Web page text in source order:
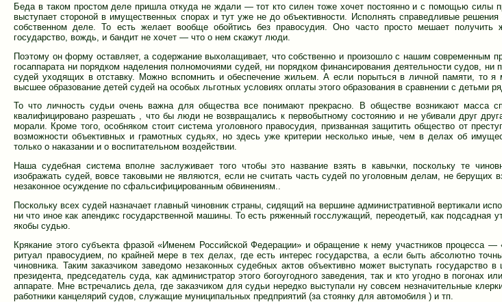
Беда в таком простом деле пришла откуда не ждали — тот кто силен тоже хочет постоянно и с помощью силы
выступает стороной в имущественных спорах и тут уже не до объективности. Исполнять справедливые
собственном деле. То есть желает вообще обойтись без правосудия. Оно часто просто мешает получить
государство, вождь, и бандит не хочет — что о нем скажут люди.
Поэтому он форму оставляет, а содержание выхолащивает, что собственно и произошло с нашим современным
госаппарата ни порядком наделения полномочиями судей, ни порядком финансирования деятельности судов,
судей уходящих в отставку. Можно вспомнить и обеспечение жильем. А если порыться в личной памяти, то я
высшее образование детей судей на особых льготных условиях оплаты этого образования в сравнении с детьми
То что личность судьи очень важна для общества все понимают прекрасно. В обществе возникают масса
квалифицировано разрешать , что бы люди не возвращались к первобытному состоянию и не убивали друг
морали. Кроме того, особняком стоит система уголовного правосудия, призванная защитить общество от
возможности объективных и грамотных судьях, но здесь уже критерии несколько иные, чем в делах об
только о наказании и о воспитательном воздействии.
Наша судебная система вполне заслуживает того чтобы это название взять в кавычки, поскольку те
изображать судей, вовсе таковыми не являются, если не считать часть судей по уголовным делам, не берущих
незаконное осуждение по сфальсифицированным обвинениям..
Поскольку всех судей назначает главный чиновник страны, сидящий на вершине административной вертикали
ни что иное как апендикс государственной машины. То есть ряженный госслужащий, переодетый, как подсадная
якобы судью.
Крякание этого субъекта фразой «Именем Российской Федерации» и обращение к нему участников процесса
ритуал правосудием, по крайней мере в тех делах, где есть интерес государства, а если быть абсолютно
чиновника. Таким заказчиком заведомо незаконных судебных актов объективно может выступать государство
президента, председатель суда, как администратор этого богоугодного заведения, так и кто угодно в погонах
аппарате. Мне встречались дела, где заказчиком для судьи нередко выступали ну совсем незначительные
работники канцелярий судов, служащие муниципальных предприятий (за стоянку для автомобиля ) и тп.